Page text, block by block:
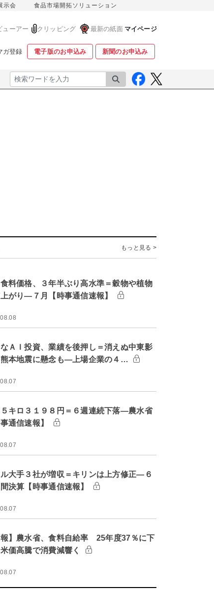
示会 食品市場開拓ソリューション
ューアー クリッピング 最新の紙面 マイページ
ガ登録 電子版のお申込み 新聞のお申込み
検索
もっと見る >
料価格、３年半ぶり高水準＝穀物や植物
がり―７月【時事通信速報】
ＡＩ投資、業績を後押し＝消えぬ中東影
本地震に懸念も―上場企業の４…
キロ３１９８円＝６週連続下落―農水省
事通信速報】
ル大手３社が増収＝キリンは上方修正―６
決算【時事通信速報】
報】農水省、食料自給率 25年度37％に下
価高騰で消費減響く